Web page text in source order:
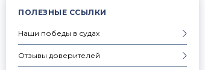
ПОЛЕЗНЫЕ ССЫЛКИ
Наши победы в судах
Отзывы доверителей